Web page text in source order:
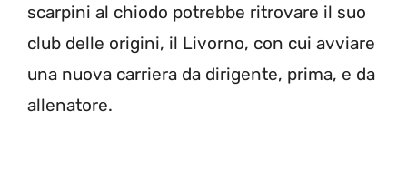
scarpini al chiodo potrebbe ritrovare il suo
club delle origini, il Livorno, con cui avviare
una nuova carriera da dirigente, prima, e da
allenatore.